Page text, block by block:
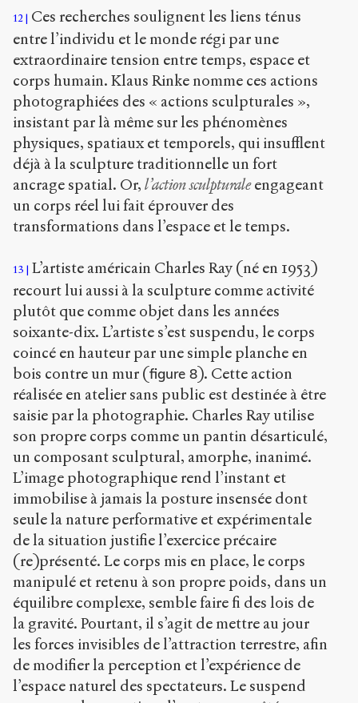
12
Ces recherches soulignent les liens ténus
entre l’individu et le monde régi par une
extraordinaire tension entre temps, espace et
corps humain. Klaus Rinke nomme ces actions
photographiées des « actions sculpturales »,
insistant par là même sur les phénomènes
physiques, spatiaux et temporels, qui insufflent
déjà à la sculpture traditionnelle un fort
ancrage spatial. Or, l’action sculpturaleengageant
un corps réel lui fait éprouver des
transformations dans l’espace et le temps.
13
L’artiste américain Charles Ray (né en 1953)
recourt lui aussi à la sculpture comme activité
plutôt que comme objet dans les années
soixante-dix. L’artiste s’est suspendu, le corps
coincé en hauteur par une simple planche en
bois contre un mur (figure 8). Cette action
réalisée en atelier sans public est destinée à être
saisie par la photographie. Charles Ray utilise
son propre corps comme un pantin désarticulé,
un composant sculptural, amorphe, inanimé.
L’image photographique rend l’instant et
immobilise à jamais la posture insensée dont
seule la nature performative et expérimentale
de la situation justifie l’exercice précaire
(re)présenté. Le corps mis en place, le corps
manipulé et retenu à son propre poids, dans un
équilibre complexe, semble faire fi des lois de
la gravité. Pourtant, il s’agit de mettre au jour
les forces invisibles de l’attraction terrestre, afin
de modifier la perception et l’expérience de
l’espace naturel des spectateurs. Le suspend